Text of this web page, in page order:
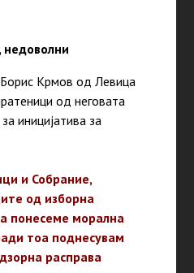
Крмов од Левица
од неговата
иницијатива за
и Собрание,
од изборна
понесеме морална
тоа поднесувам
расправа